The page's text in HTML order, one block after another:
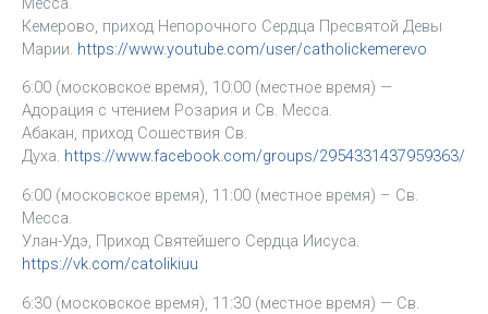
Кемерово, приход Непорочного Сердца Пресвятой Девы
Марии. https://www.youtube.com/user/catholickemerevo
6:00 (московское время), 10:00 (местное время) —
Адорация с чтением Розария и Св. Месса.
Абакан, приход Сошествия Св.
Духа. https://www.facebook.com/groups/2954331437959363/
6:00 (московское время), 11:00 (местное время) – Св.
Месса.
Улан-Удэ, Приход Святейшего Сердца Иисуса.
https://vk.com/catolikiuu
6:30 (московское время), 11:30 (местное время) — Св.